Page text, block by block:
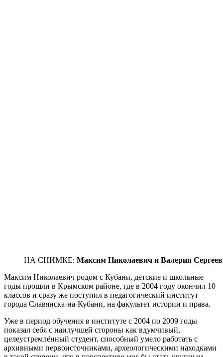
НА СНИМКЕ: Максим Николаевич и Валерия
Максим Николаевич родом с Кубани, детские и школьные
годы прошли в Крымском районе, где в 2004 году окончил 10
классов и сразу же поступил в педагогический институт
города Славянска-на-Кубани, на факультет истории и права.
Уже в период обучения в институте с 2004 по 2009 годы
показал себя с наилучшей стороны как вдумчивый,
целеустремлённый студент, способный умело работать с
архивными первоисточниками, археологическими находками